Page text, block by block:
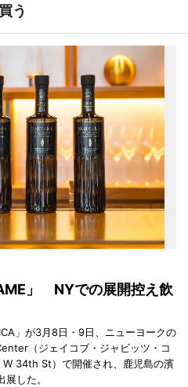
買う
」 NYでの展開控え飲
」が3月8日・9日、ニューヨークの
（ジェイコブ・ジャビッツ・コ
34th St）で開催され、鹿児島の濱
した。